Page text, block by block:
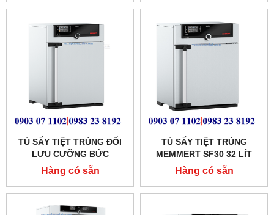
TỦ SẤY TIỆT TRÙNG ĐỐI
LƯU CƯỠNG BỨC
MEMMERT 53 LÍT
MODEL:SF55
Hàng có sẵn
TỦ SẤY TIỆT TRÙNG
MEMMERT SF30 32 LÍT
Hàng có sẵn